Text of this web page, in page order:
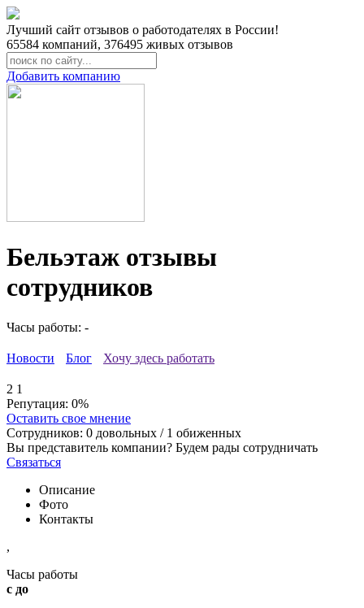
Лучший сайт отзывов о работодателях в России!
65584 компаний, 376495 живых отзывов
Добавить компанию
Бельэтаж отзывы
сотрудников
Часы работы: -
Новости Блог Хочу здесь работать
2 1
Репутация: 0%
Оставить свое мнение
Сотрудников: 0 довольных / 1 обиженных
Вы представитель компании? Будем рады сотрудничать
Связаться
Описание
Фото
Контакты
,
Часы работы
с до